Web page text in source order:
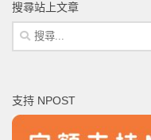
搜尋站上文章
搜
尋
字:
支持 NPOST